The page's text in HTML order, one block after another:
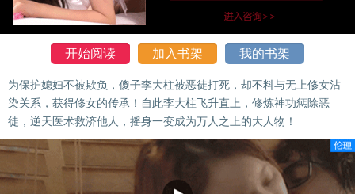
开始阅读 加入书架 我的书架
为保护媳妇不被欺负，傻子李大柱被恶徒打死，却不料与无上修女沾
染关系，获得修女的传承！自此李大柱飞升直上，修炼神功惩除恶
徒，逆天医术救济他人，摇身一变成为万人之上的大人物！